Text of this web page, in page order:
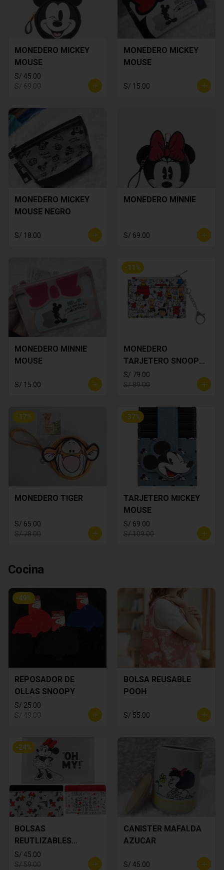
MONEDERO MICKEY
MOUSE
S/ 45.00
S/ 69.00
MONEDERO MICKEY
MOUSE
S/ 15.00
MONEDERO MICKEY
MOUSE NEGRO
S/ 18.00
MONEDERO MINNIE
S/ 69.00
MONEDERO MINNIE
MOUSE
S/ 15.00
-11 %
MONEDERO
TARJETERO SNOOPY
BLANCO
S/ 79.00
S/ 89.00
-17%
MONEDERO TIGER
S/ 65.00
S/ 78.00
-37%
TARJETERO MICKEY
MOUSE
S/ 69.00
S/ 109.00
Cocina
-49%
REPOSADOR DE
OLLAS SNOOPY
S/ 25.00
S/ 49.00
BOLSA REUSABLE
POOH
S/ 55.00
-24%
BOLSAS
REUTLIZABLES
MINNIE MOUSE
S/ 45.00
S/ 59.00
CANISTER MAFALDA
AZUCAR
S/ 45.00